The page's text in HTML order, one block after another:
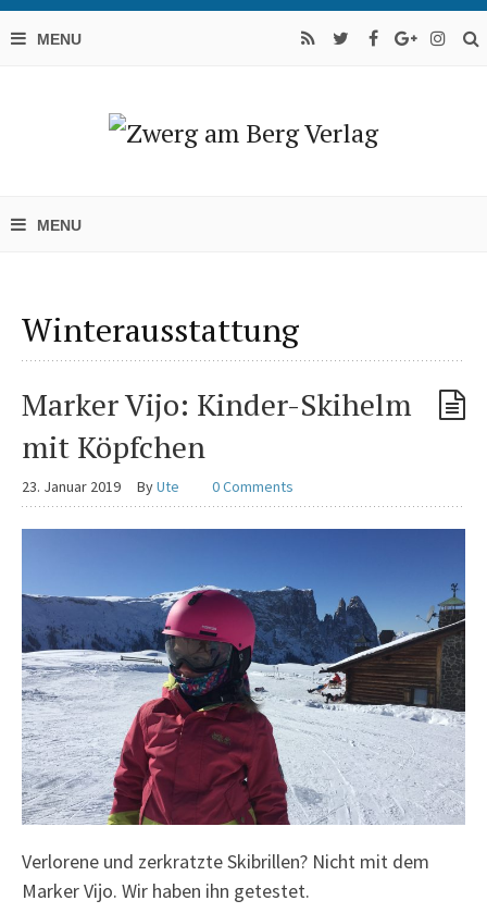
Winterausstattung
Marker Vijo: Kinder-Skihelm
mit Köpfchen
23. Januar 2019 ByUte 0 Comments
Verlorene und zerkratzte Skibrillen? Nicht mit dem
Marker Vijo. Wir haben ihn getestet.